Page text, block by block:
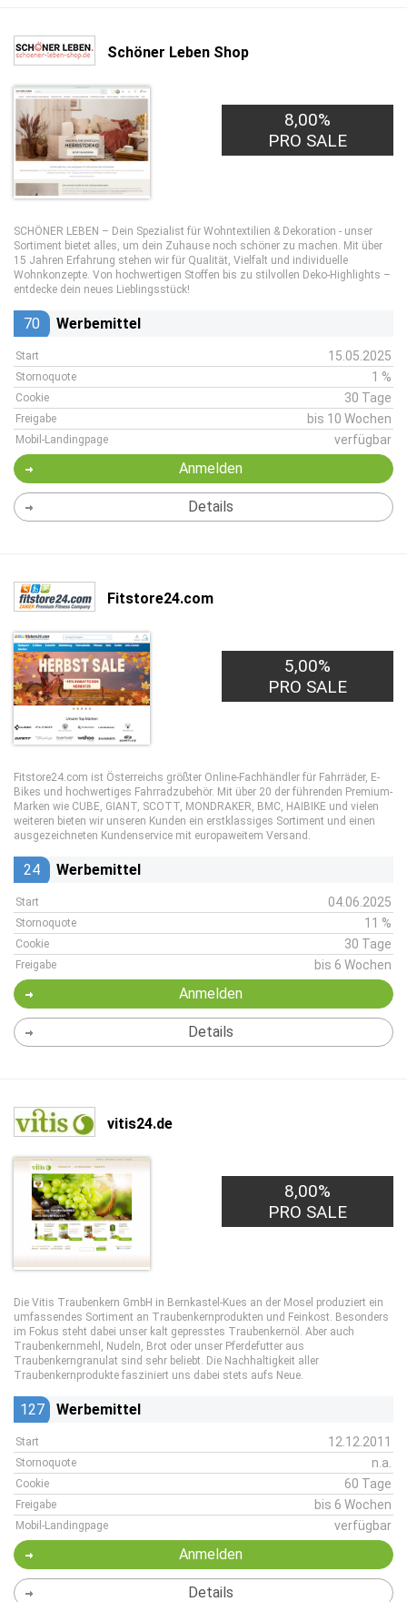
Schöner Leben Shop
8,00%
PRO SALE
SCHÖNER LEBEN – Dein Spezialist für Wohntextilien & Dekoration - unser
Sortiment bietet alles, um dein Zuhause noch schöner zu machen. Mit über
15 Jahren Erfahrung stehen wir für Qualität, Vielfalt und individuelle
Wohnkonzepte. Von hochwertigen Stoffen bis zu stilvollen Deko-Highlights –
entdecke dein neues Lieblingsstück!
70 Werbemittel
Start 15.05.2025
Stornoquote 1 %
Cookie 30 Tage
Freigabe bis 10 Wochen
Mobil-Landingpage verfügbar
Anmelden
Details
Fitstore24.com
5,00%
PRO SALE
Fitstore24.com ist Österreichs größter Online-Fachhändler für Fahrräder, E-
Bikes und hochwertiges Fahrradzubehör. Mit über 20 der führenden Premium-
Marken wie CUBE, GIANT, SCOTT, MONDRAKER, BMC, HAIBIKE und vielen
weiteren bieten wir unseren Kunden ein erstklassiges Sortiment und einen
ausgezeichneten Kundenservice mit europaweitem Versand.
24 Werbemittel
Start 04.06.2025
Stornoquote 11 %
Cookie 30 Tage
Freigabe bis 6 Wochen
Anmelden
Details
vitis24.de
8,00%
PRO SALE
Die Vitis Traubenkern GmbH in Bernkastel-Kues an der Mosel produziert ein
umfassendes Sortiment an Traubenkernprodukten und Feinkost. Besonders
im Fokus steht dabei unser kalt gepresstes Traubenkernöl. Aber auch
Traubenkernmehl, Nudeln, Brot oder unser Pferdefutter aus
Traubenkerngranulat sind sehr beliebt. Die Nachhaltigkeit aller
Traubenkernprodukte fasziniert uns dabei stets aufs Neue.
127 Werbemittel
Start 12.12.2011
Stornoquote n.a.
Cookie 60 Tage
Freigabe bis 6 Wochen
Mobil-Landingpage verfügbar
Anmelden
Details